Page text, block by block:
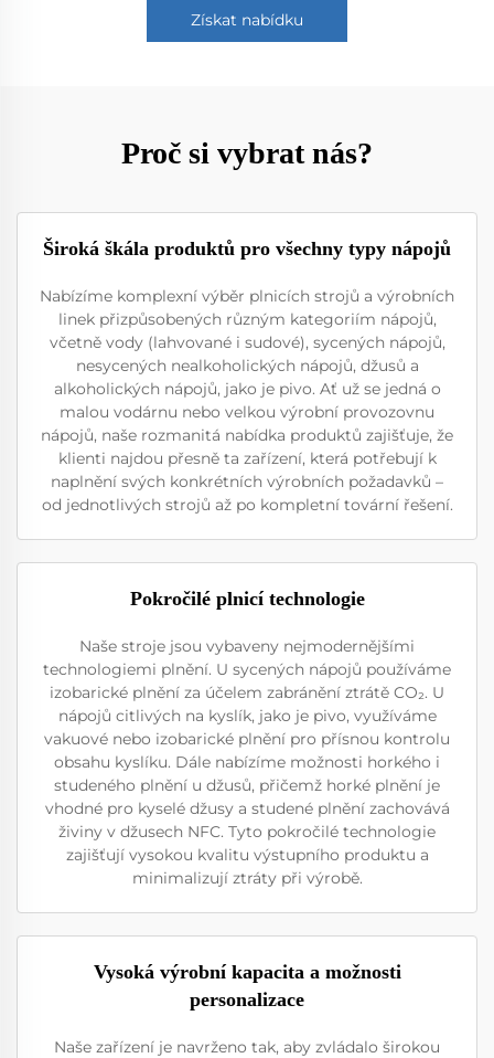
Získat nabídku
Proč si vybrat nás?
Široká škála produktů pro všechny typy nápojů
Nabízíme komplexní výběr plnicích strojů a výrobních
linek přizpůsobených různým kategoriím nápojů,
včetně vody (lahvované i sudové), sycených nápojů,
nesycených nealkoholických nápojů, džusů a
alkoholických nápojů, jako je pivo. Ať už se jedná o
malou vodárnu nebo velkou výrobní provozovnu
nápojů, naše rozmanitá nabídka produktů zajišťuje, že
klienti najdou přesně ta zařízení, která potřebují k
naplnění svých konkrétních výrobních požadavků –
od jednotlivých strojů až po kompletní tovární řešení.
Pokročilé plnicí technologie
Naše stroje jsou vybaveny nejmodernějšími
technologiemi plnění. U sycených nápojů používáme
izobarické plnění za účelem zabránění ztrátě CO₂. U
nápojů citlivých na kyslík, jako je pivo, využíváme
vakuové nebo izobarické plnění pro přísnou kontrolu
obsahu kyslíku. Dále nabízíme možnosti horkého i
studeného plnění u džusů, přičemž horké plnění je
vhodné pro kyselé džusy a studené plnění zachovává
živiny v džusech NFC. Tyto pokročilé technologie
zajišťují vysokou kvalitu výstupního produktu a
minimalizují ztráty při výrobě.
Vysoká výrobní kapacita a možnosti
personalizace
Naše zařízení je navrženo tak, aby zvládalo širokou